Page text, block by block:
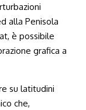
su latitudini
che,